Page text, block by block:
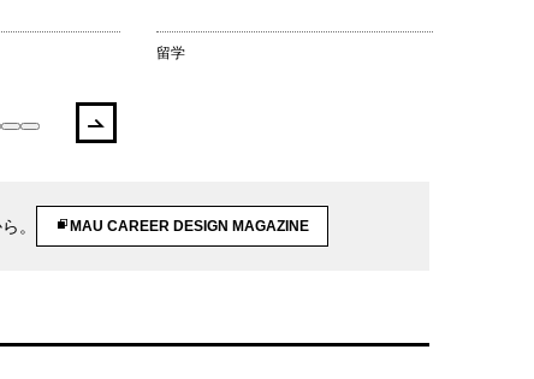
留学
。 MAU CAREER DESIGN MAGAZINE